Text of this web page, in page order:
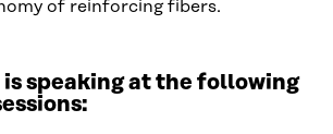
of reinforcing fibers.
speaking at the following